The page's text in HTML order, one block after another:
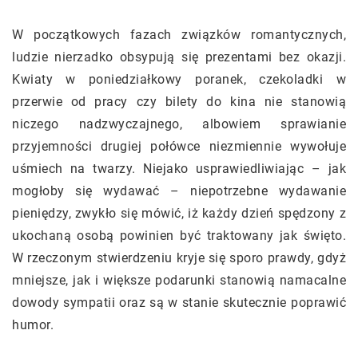
W początkowych fazach związków romantycznych,
ludzie nierzadko obsypują się prezentami bez okazji.
Kwiaty w poniedziałkowy poranek, czekoladki w
przerwie od pracy czy bilety do kina nie stanowią
niczego nadzwyczajnego, albowiem sprawianie
przyjemności drugiej połówce niezmiennie wywołuje
uśmiech na twarzy. Niejako usprawiedliwiając – jak
mogłoby się wydawać – niepotrzebne wydawanie
pieniędzy, zwykło się mówić, iż każdy dzień spędzony z
ukochaną osobą powinien być traktowany jak święto.
W rzeczonym stwierdzeniu kryje się sporo prawdy, gdyż
mniejsze, jak i większe podarunki stanowią namacalne
dowody sympatii oraz są w stanie skutecznie poprawić
humor.